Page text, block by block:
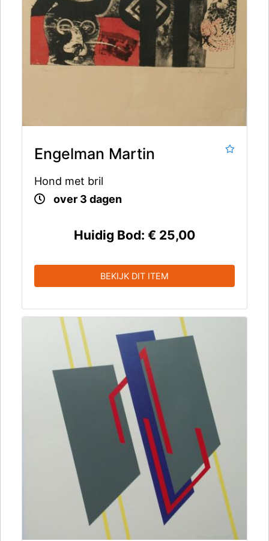
Engelman Martin
Hond met bril
over 3 dagen
Huidig Bod: € 25,00
BEKIJK DIT ITEM